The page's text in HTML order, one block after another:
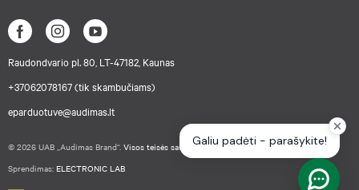
Raudondvario pl. 80, LT-47182, Kaunas
+37062078167 (tik skambučiams)
eparduotuve@audimas.lt
© 2026 UAB „Audimas Brand“. Visos teisės saugomos.
Sprendimas: ELECTRONIC LAB